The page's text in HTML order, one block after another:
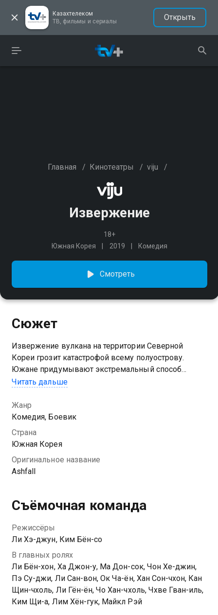
Казахтелеком
ТВ, фильмы и сериалы
Открыть
Главная / Кинотеатры / viju /
Извержение
18+
Южная Корея
2019 Комедия
Смотреть
Сюжет
Извержение вулкана на территории Северной
Кореи грозит катастрофой всему полуострову.
Южане придумывают экстремальный способ
успокоить стихию, но для этого им нужно выкрасть
Читать дальше
Жанр
Комедия, Боевик
Страна
Южная Корея
Оригинальное название
Ashfall
Съёмочная команда
Режиссёры
Ли Хэ-джун, Ким Бён-со
В главных ролях
Ли Бён-хон, Ха Джон-у, Ма Дон-сок, Чон Хе-джин,
Пэ Су-джи, Ли Сан-вон, Ок Ча-ён, Хан Сон-чхон, Кан
Щин-чхоль, Ли Гён-ён, Чо Хан-чхоль, Чхве Гван-иль,
Ким Щи-а, Лим Хён-гук, Майкл Рэй